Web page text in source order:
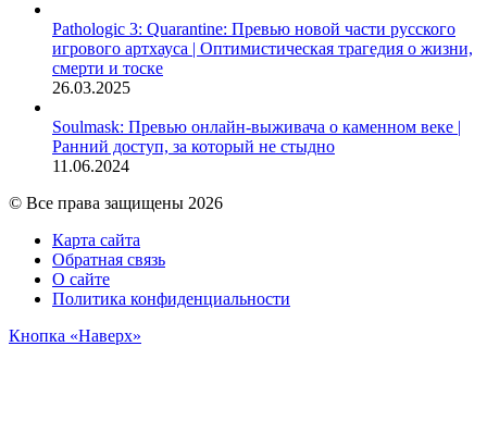
Pathologic 3: Quarantine: Превью новой части русского
игрового артхауса | Оптимистическая трагедия о жизни,
смерти и тоске
26.03.2025
Soulmask: Превью онлайн-выживача о каменном веке |
Ранний доступ, за который не стыдно
11.06.2024
© Все права защищены 2026
Карта сайта
Обратная связь
О сайте
Политика конфиденциальности
Кнопка «Наверх»